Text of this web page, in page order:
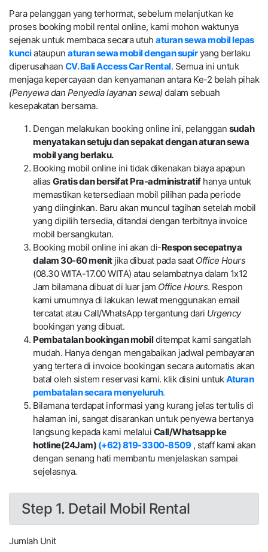
Para pelanggan yang terhormat, sebelum melanjutkan ke
proses booking mobil rental online, kami mohon waktunya
sejenak untuk membaca secara utuh aturan sewa mobil lepas
kunciataupun aturan sewa mobil dengan supiryang berlaku
diperusahaan CV. Bali Access Car Rental. Semua ini untuk
menjaga kepercayaan dan kenyamanan antara Ke-2 belah pihak
(Penyewa dan Penyedia layanan sewa) dalam sebuah
kesepakatan bersama.
Dengan melakukan booking online ini, pelanggan sudah
menyatakan setuju dan sepakat dengan aturan sewa
mobil yang berlaku.
Booking mobil online ini tidak dikenakan biaya apapun
alias Gratis dan bersifat Pra-administratifhanya untuk
memastikan ketersediaan mobil pilihan pada periode
yang diinginkan. Baru akan muncul tagihan setelah mobil
yang dipilih tersedia, ditandai dengan terbitnya invoice
mobil bersangkutan.
Booking mobil online ini akan di-Respon secepatnya
dalam 30-60 menitjika dibuat pada saat Office Hours
(08.30 WITA-17.00 WITA) atau selambatnya dalam 1x12
Jam bilamana dibuat di luar jam Office Hours. Respon
kami umumnya di lakukan lewat menggunakan email
tercatat atau Call/WhatsApp tergantung dari Urgency
bookingan yang dibuat.
Pembatalan bookingan mobilditempat kami sangatlah
mudah. Hanya dengan mengabaikan jadwal pembayaran
yang tertera di invoice bookingan secara automatis akan
batal oleh sistem reservasi kami. klik disini untukAturan
pembatalan secara menyeluruh.
Bilamana terdapat informasi yang kurang jelas tertulis di
halaman ini, sangat disarankan untuk penyewa bertanya
langsung kepada kami melalui Call/Whatsapp ke
hotline(24Jam) (+62) 819-3300-8509, staff kami akan
dengan senang hati membantu menjelaskan sampai
sejelasnya.
Step 1. Detail Mobil Rental
Jumlah Unit